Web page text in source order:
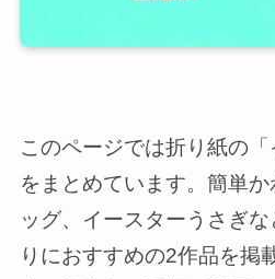
このページでは折り紙の「
をまとめています。簡単
ッグ、イースターうさぎ
りにおすすめの2作品を掲